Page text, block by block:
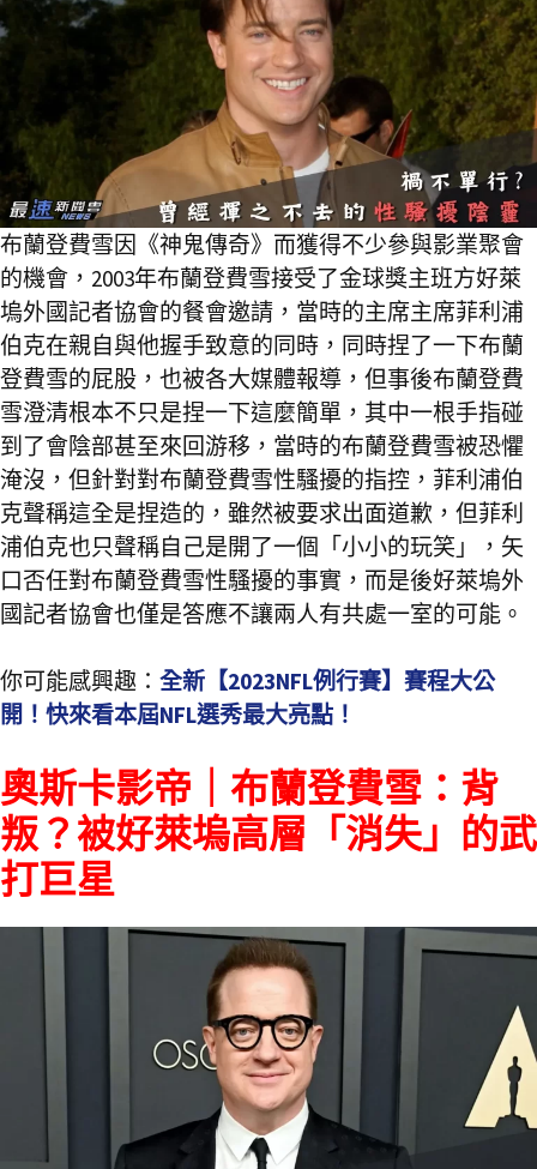
布蘭登費雪因《神鬼傳奇》而獲得不少參與影業聚會
的機會，2003年布蘭登費雪接受了金球獎主班方好萊
塢外國記者協會的餐會邀請，當時的主席主席菲利浦
伯克在親自與他握手致意的同時，同時捏了一下布蘭
登費雪的屁股，也被各大媒體報導，但事後布蘭登費
雪澄清根本不只是捏一下這麼簡單，其中一根手指碰
到了會陰部甚至來回游移，當時的布蘭登費雪被恐懼
淹沒，但針對對布蘭登費雪性騷擾的指控，菲利浦伯
克聲稱這全是捏造的，雖然被要求出面道歉，但菲利
浦伯克也只聲稱自己是開了一個「小小的玩笑」，矢
口否任對布蘭登費雪性騷擾的事實，而是後好萊塢外
國記者協會也僅是答應不讓兩人有共處一室的可能。
你可能感興趣： 全新【2023NFL例行賽】賽程大公
開！快來看本屆NFL選秀最大亮點！
奧斯卡影帝｜布蘭登費雪：背
叛？被好萊塢高層「消失」的武
打巨星